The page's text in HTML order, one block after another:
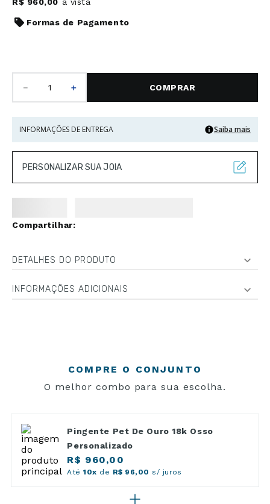
Formas de Pagamento
＋
－ COMPRAR
INFORMAÇÕES DE ENTREGA Saiba mais
PERSONALIZAR SUA JOIA
DETALHES DO PRODUTO
INFORMAÇÕES ADICIONAIS
COMPRE O CONJUNTO
O melhor combo para sua escolha.
Pingente Pet De Ouro 18k Osso
Personalizado
R$ 960,00
Até10x de R$ 96,00 s/ juros